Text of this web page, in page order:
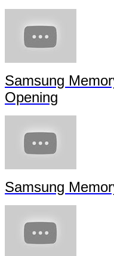
Samsung
Opening
Samsung Memory